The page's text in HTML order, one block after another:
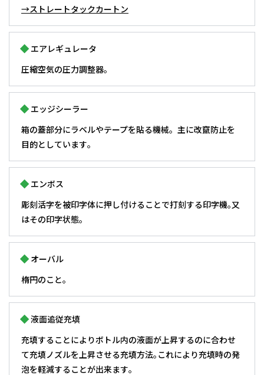
→ストレートタックカートン
エアレギュレータ
圧縮空気の圧力調整器｡
エッジシーラー
箱の蓋部分にラベルやテープを貼る機械。主に改竄防止を
目的としています｡
エンボス
彫刻活字を被印字体に押し付けることで打刻する印字機｡又
はその印字状態｡
オーバル
楕円のこと｡
液面追従充填
充填することによりボトル内の液面が上昇するのに合わせ
て充填ノズルを上昇させる充填方法｡これにより充填時の発
泡を軽減することが出来ます｡